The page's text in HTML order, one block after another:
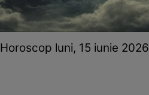
Horoscop luni, 15 iunie 2026